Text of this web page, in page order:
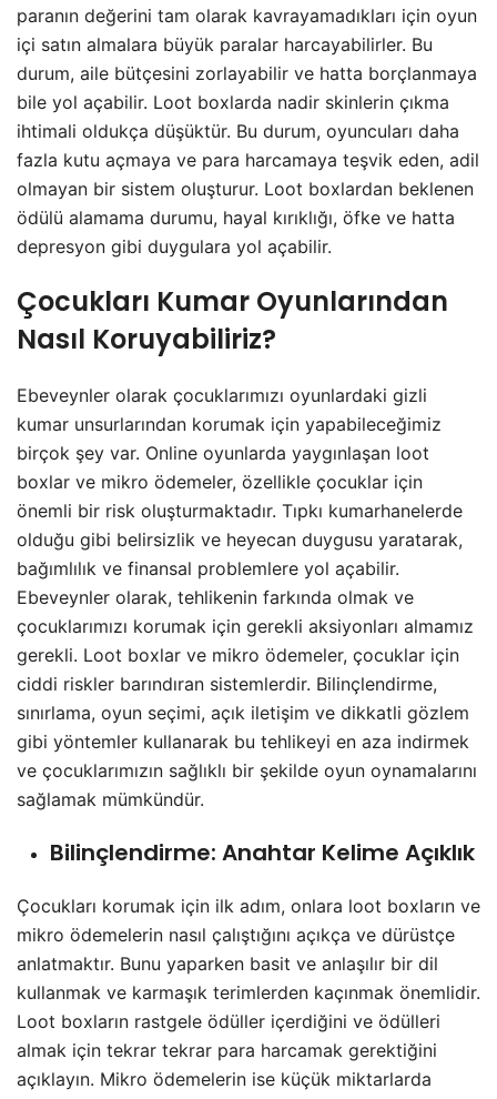
paranın değerini tam olarak kavrayamadıkları için oyun
içi satın almalara büyük paralar harcayabilirler. Bu
durum, aile bütçesini zorlayabilir ve hatta borçlanmaya
bile yol açabilir. Loot boxlarda nadir skinlerin çıkma
ihtimali oldukça düşüktür. Bu durum, oyuncuları daha
fazla kutu açmaya ve para harcamaya teşvik eden, adil
olmayan bir sistem oluşturur. Loot boxlardan beklenen
ödülü alamama durumu, hayal kırıklığı, öfke ve hatta
depresyon gibi duygulara yol açabilir.
Çocukları Kumar Oyunlarından
Nasıl Koruyabiliriz?
Ebeveynler olarak çocuklarımızı oyunlardaki gizli
kumar unsurlarından korumak için yapabileceğimiz
birçok şey var. Online oyunlarda yaygınlaşan loot
boxlar ve mikro ödemeler, özellikle çocuklar için
önemli bir risk oluşturmaktadır. Tıpkı kumarhanelerde
olduğu gibi belirsizlik ve heyecan duygusu yaratarak,
bağımlılık ve finansal problemlere yol açabilir.
Ebeveynler olarak, tehlikenin farkında olmak ve
çocuklarımızı korumak için gerekli aksiyonları almamız
gerekli. Loot boxlar ve mikro ödemeler, çocuklar için
ciddi riskler barındıran sistemlerdir. Bilinçlendirme,
sınırlama, oyun seçimi, açık iletişim ve dikkatli gözlem
gibi yöntemler kullanarak bu tehlikeyi en aza indirmek
ve çocuklarımızın sağlıklı bir şekilde oyun oynamalarını
sağlamak mümkündür.
Bilinçlendirme: Anahtar Kelime Açıklık
Çocukları korumak için ilk adım, onlara loot boxların ve
mikro ödemelerin nasıl çalıştığını açıkça ve dürüstçe
anlatmaktır. Bunu yaparken basit ve anlaşılır bir dil
kullanmak ve karmaşık terimlerden kaçınmak önemlidir.
Loot boxların rastgele ödüller içerdiğini ve ödülleri
almak için tekrar tekrar para harcamak gerektiğini
açıklayın. Mikro ödemelerin ise küçük miktarlarda